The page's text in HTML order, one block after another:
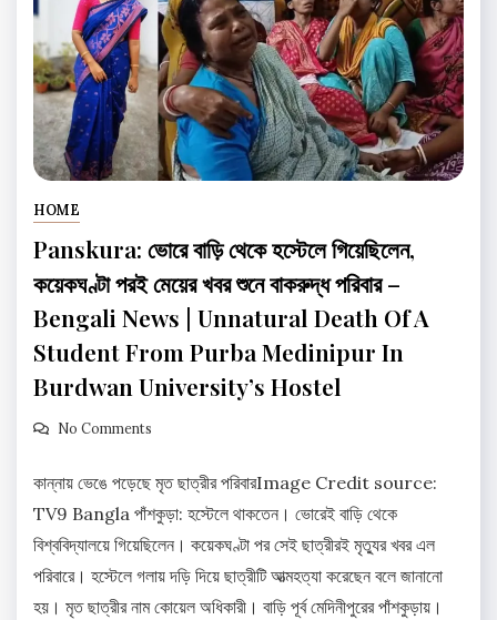
HOME
Panskura: ভোরে বাড়ি থেকে হস্টেলে গিয়েছিলেন,
কয়েকঘণ্টা পরই মেয়ের খবর শুনে বাকরুদ্ধ পরিবার –
Bengali News | Unnatural Death Of A
Student From Purba Medinipur In
Burdwan University’s Hostel
No Comments
কান্নায় ভেঙে পড়েছে মৃত ছাত্রীর পরিবারImage Credit source:
TV9 Bangla পাঁশকুড়া: হস্টেলে থাকতেন। ভোরেই বাড়ি থেকে
বিশ্ববিদ্যালয়ে গিয়েছিলেন। কয়েকঘণ্টা পর সেই ছাত্রীরই মৃত্যুর খবর এল
পরিবারে। হস্টেলে গলায় দড়ি দিয়ে ছাত্রীটি আত্মহত্যা করেছেন বলে জানানো
হয়। মৃত ছাত্রীর নাম কোয়েল অধিকারী। বাড়ি পূর্ব মেদিনীপুরের পাঁশকুড়ায়।